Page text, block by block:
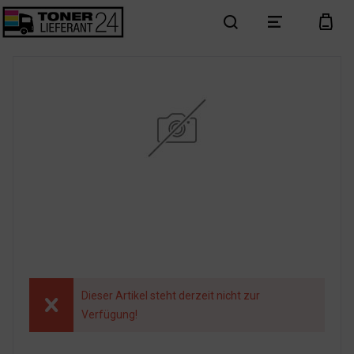
search menu cart
Dieser Artikel steht derzeit nicht zur
Verfügung!